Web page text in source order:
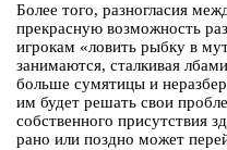
Более того, разногласия
прекрасную возможность
игрокам «ловить рыбку в
занимаются, сталкивая
больше сумятицы и
им будет решать свои
собственного присутствия
рано или поздно может